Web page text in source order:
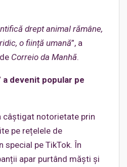
drept animal rămâne,
o ființă umană”, a
Correio da Manhã.
a devenit popular pe
câștigat notorietate prin
pe rețelele de
special pe TikTok. În
apar purtând măști și